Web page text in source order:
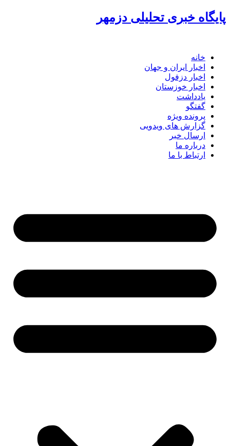
پرش
به
پایگاه خبری تحلیلی دزمهر
خانه
اخبار ایران و جهان
اخبار دزفول
اخبار خوزستان
یادداشت
گفتگو
پرونده ویژه
گزارش های ویدویی
ارسال خبر
درباره ما
ارتباط با ما